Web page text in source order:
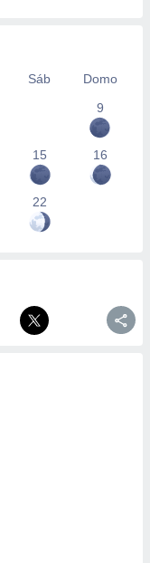
Sáb
Domo
9
15 16
22